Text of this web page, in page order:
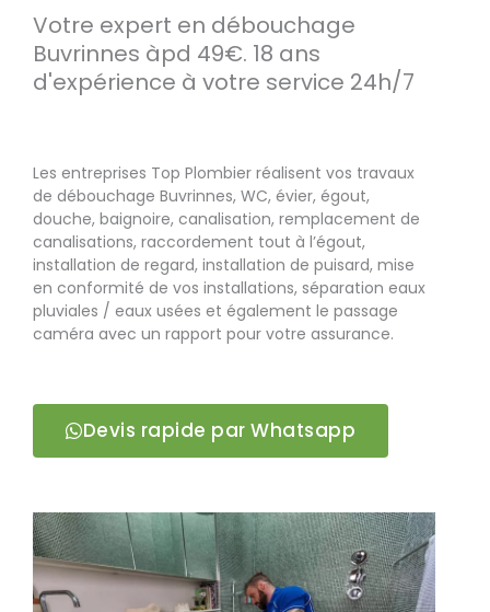
Votre expert en débouchage
Buvrinnes àpd 49€. 18 ans
d'expérience à votre service 24h/7
Les entreprises Top Plombier réalisent vos travaux
de débouchage Buvrinnes, WC, évier, égout,
douche, baignoire, canalisation, remplacement de
canalisations, raccordement tout à l’égout,
installation de regard, installation de puisard, mise
en conformité de vos installations, séparation eaux
pluviales / eaux usées et également le passage
caméra avec un rapport pour votre assurance.
Devis rapide par Whatsapp